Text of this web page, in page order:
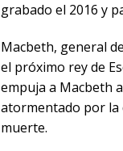
grabado el 2016 y
Macbeth, general
el próximo rey de
empuja a Macbeth
atormentado por la
muerte.